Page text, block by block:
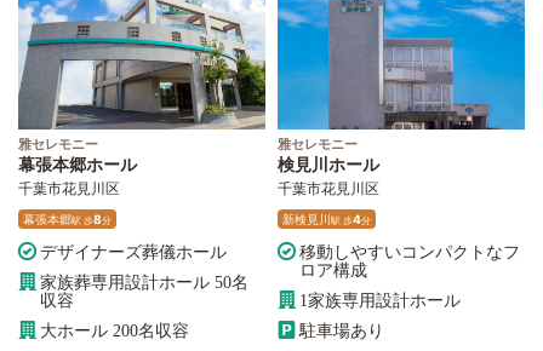
雅セレモニー
幕張本郷ホール
千葉市花見川区
幕張本郷駅歩8分
デザイナーズ葬儀ホール
家族葬専用設計ホール 50名
収容
大ホール 200名収容
雅セレモニー
検見川ホール
千葉市花見川区
新検見川駅歩4分
移動しやすいコンパクトなフ
ロア構成
1家族専用設計ホール
駐車場あり